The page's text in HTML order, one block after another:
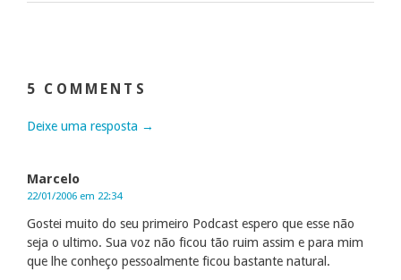
5 COMMENTS
Deixe uma resposta →
Marcelo
22/01/2006 em 22:34
Gostei muito do seu primeiro Podcast espero que esse não
seja o ultimo. Sua voz não ficou tão ruim assim e para mim
que lhe conheço pessoalmente ficou bastante natural.